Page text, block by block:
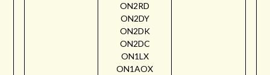
ON2RD
ON2DY
ON2DK
ON2DC
ON1LX
ON1AOX